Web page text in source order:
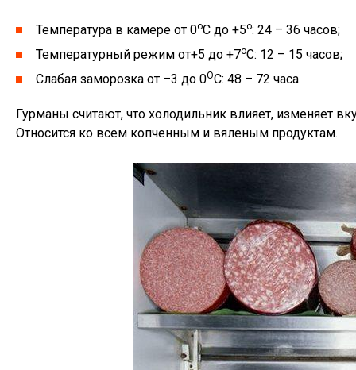
Температура в камере от 0оС до +5о: 24 – 36 часов;
Температурный режим от+5 до +7оС: 12 – 15 часов;
Слабая заморозка от –3 до 0ОС: 48 – 72 часа.
Гурманы считают, что холодильник влияет, изменяет
Относится ко всем копченным и вяленым продуктам.